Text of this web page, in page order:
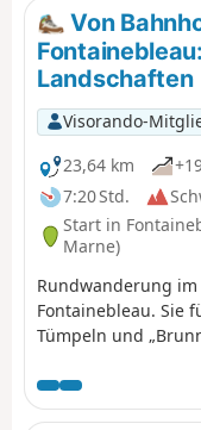
sich zwischen den
Von
Landschaften
Visorando-
23,64 km
7:20 Std.
Start in
Marne)
Rundwanderung
Fontainebleau. Sie
Tümpeln und